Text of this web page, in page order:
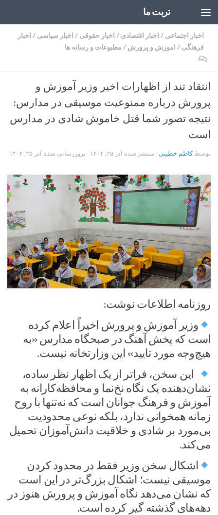
تربت ما
اخبار اجتماعی / اخبار اقتصادی / اخبار حقوقی / اخبار سیاسی / اخبار
فرهنگی / اموزش و پرورش / مطبوعات و رسانه ها
۰
انتقاد تند از اظهارات اخیر وزیر آموزش و
پرورش درباره ممنوعیت موسیقی در مدارس:
نتیجه تصور شما قتل خاموش شادی در مدارس
است
توسطکاظم خطیبی · منتشر شده آذر ۲۵, ۱۴۰۴ · بروزرسانی شده آذر ۲۵, ۱۴۰۴
روزنامه اطلاعات نوشت:
وزیر آموزش و پرورش اخیراً اعلام کرده
است که پخش آهنگ در صبحگاه مدارس «به
هیچ‌وجه مورد تایید» این وزارتخانه نیست.
این سخن، فراتر از یک اظهار نظر ساده،
نشان‌دهنده یک نگاه نخ‌نما و محافظه‌کارانه به
آموزش و فرهنگ جوانان است که نه‌تنها با روح
زمانه همخوانی ندارد، بلکه نوعی محدودیت
بی‌مورد بر شادی و خلاقیت دانش‌آموزان تحمیل
می‌کند.
اشکال سخن وزیر فقط در محدود کردن
موسیقی نیست؛ اشکال بزرگ‌تر در این است
که نشان می‌دهد نگاه آموزش و پرورش هنوز در
دهه‌های گذشته گیر کرده است.